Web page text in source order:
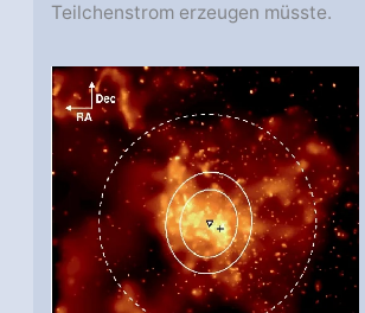
Teilchenstrom erzeugen müsste.